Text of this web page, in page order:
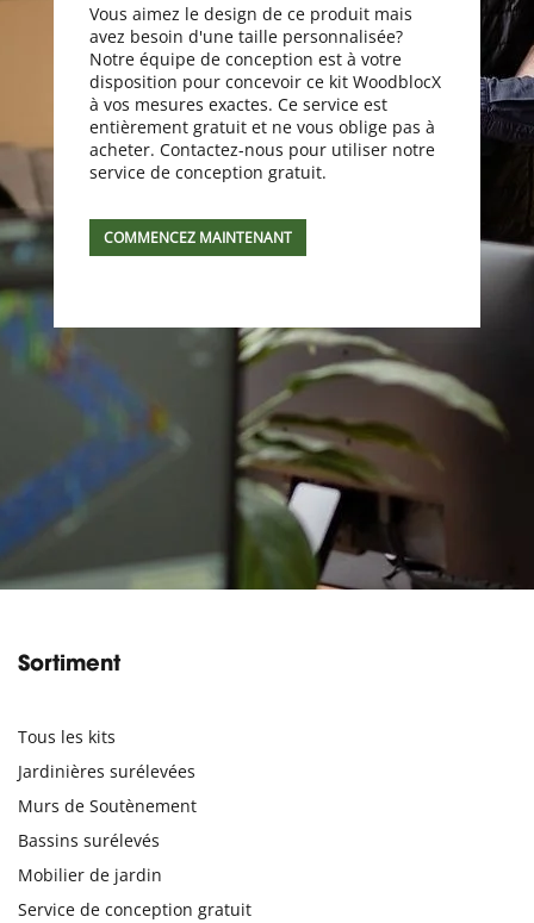
Vous aimez le design de ce produit mais
avez besoin d'une taille personnalisée?
Notre équipe de conception est à votre
disposition pour concevoir ce kit WoodblocX
à vos mesures exactes. Ce service est
entièrement gratuit et ne vous oblige pas à
acheter. Contactez-nous pour utiliser notre
service de conception gratuit.
COMMENCEZ MAINTENANT
Sortiment
Tous les kits
Jardinières surélevées
Murs de Soutènement
Bassins surélevés
Mobilier de jardin
Service de conception gratuit